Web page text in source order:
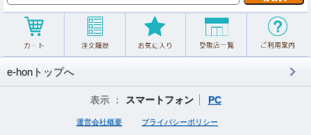
e-honトップへ
表示 ： スマートフォン PC
運営会社概要 プライバシーポリシー